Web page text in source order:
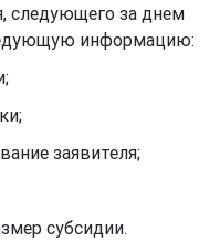
следующего за днем
информацию:
заявителя;
субсидии.